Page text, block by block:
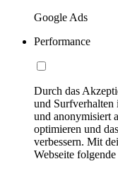
Google Ads
Performance
Durch das
und Surfverhalten
und anonymisiert
optimieren und
verbessern. Mit
Webseite